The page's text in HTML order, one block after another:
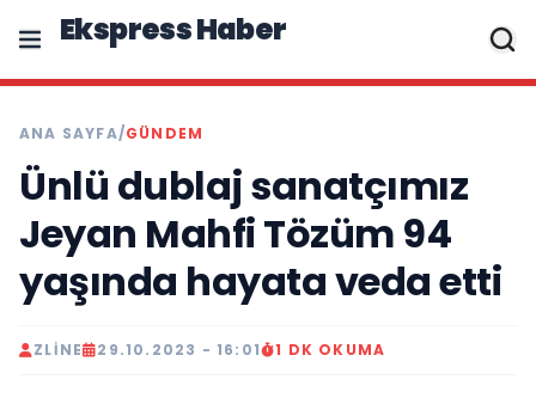
Ekspress Haber
ANA SAYFA/GÜNDEM
Ünlü dublaj sanatçımız
Jeyan Mahfi Tözüm 94
yaşında hayata veda etti
ZLINE 29.10.2023 - 16:01 1 DK OKUMA